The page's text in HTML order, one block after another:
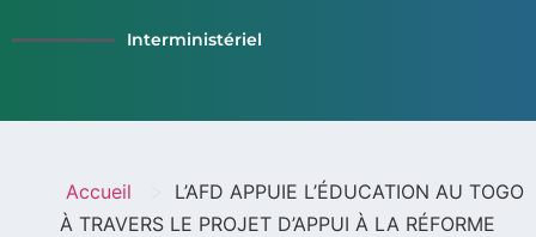
Interministériel
Accueil
L’AFD APPUIE L’ÉDUCATION AU TOGO
À TRAVERS LE PROJET D’APPUI À LA RÉFORME